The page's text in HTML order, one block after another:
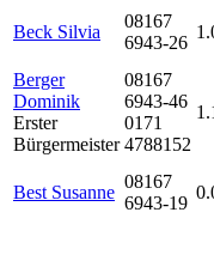
Beck Silvia
08167
6943-26
Berger
Dominik
Erster
Bürgermeister
08167
6943-46
0171
4788152
Best Susanne
08167
6943-19